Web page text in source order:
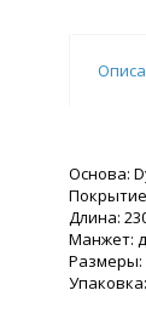
Основа:
Длина:
Манжет:
Размеры: